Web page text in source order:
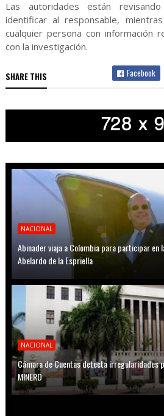
Las autoridades están
identificar al responsable,
cualquier persona con información
con la investigación.
SHARE THIS Facebook
NACIONAL
Abinader viaja a Colombia para participar en
Abelardo de la Espriella
NACIONAL
Cámara de Cuentas detecta irregularidades
MINERD